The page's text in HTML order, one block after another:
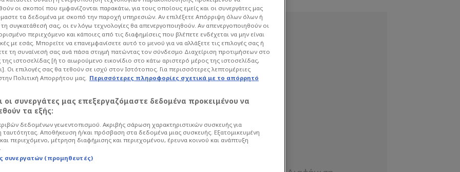
πριν
αποπλάνηση
του για τις φήμες που
πλέον αντιμέτωπος με σοβαρές
οι σκοποί που εμφανίζονται παρακάτω, για τους οποίους εμείς και οι συνεργάτες μας
τα δεδομένα με σκοπό την παροχή υπηρεσιών. Αν επιλέξετε Απόρριψη όλων όλων ή
συγκατάθεσή σας, οι εν λόγω τεχνολογίες θα απενεργοποιηθούν. Αν απενεργοποιηθούν οι
περιεχόμενο και κάποιες από τις διαφημίσεις που βλέπετε ενδέχεται να μην είναι
με εσάς. Μπορείτε να επανεμφανίσετε αυτό το μενού για να αλλάξετε τις επιλογές σας ή
τη συναίνεσή σας ανά πάσα στιγμή πατώντας τον σύνδεσμο Διαχείριση προτιμήσεων στο
ιστοσελίδας [ή το αιωρούμενο εικονίδιο στο κάτω αριστερό μέρος της ιστοσελίδας,
Οι επιλογές σας θα τεθούν σε ισχύ στον Ιστότοπος. Για περισσότερες λεπτομέρειες
Πολιτική Απορρήτου μας. Περισσότερες πληροφορίες σχετικά με το απόρρητό
οι συνεργάτες μας επεξεργαζόμαστε δεδομένα προκειμένου να
τα εξής:
δεδομένων γεωεντοπισμού. Ακριβής σάρωση χαρακτηριστικών συσκευής για
ταυτότητας. Αποθήκευση ή/και πρόσβαση στα δεδομένα μιας συσκευής. Εξατομικευμένη
περιεχόμενο, μέτρηση διαφήμισης και περιεχομένου, έρευνα κοινού και ανάπτυξη
συνεργατών (προμηθευτές)